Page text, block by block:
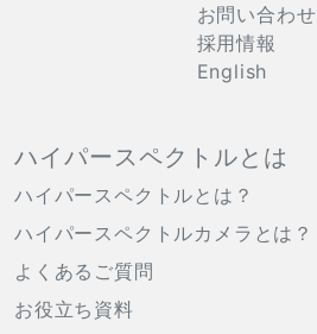
お問い合わせ
採用情報
English
ハイパースペクトルとは
ハイパースペクトルとは？
ハイパースペクトルカメラとは？
よくあるご質問
お役立ち資料